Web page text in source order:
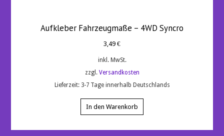
Aufkleber Fahrzeugmaße – 4WD Syncro
3,49 €
inkl. MwSt.
zzgl. Versandkosten
Lieferzeit: 3-7 Tage innerhalb Deutschlands
In den Warenkorb